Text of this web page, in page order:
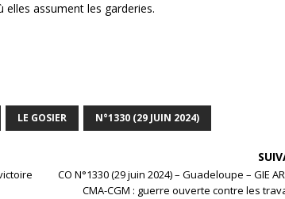
elles assument les garderies.
LE GOSIER N°1330 (29 JUIN 2024)
CO N°1330 (29 juin 2024) – Guadeloupe – GIE
CMA-CGM : guerre ouverte contre les